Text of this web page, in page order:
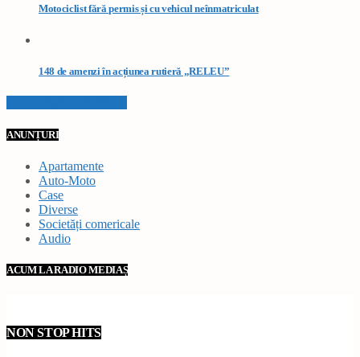
Motociclist fără permis și cu vehicul neînmatriculat
148 de amenzi în acțiunea rutieră „RELEU”
ANUNȚURI
Apartamente
Auto-Moto
Case
Diverse
Societăți comericale
Audio
ACUM LA RADIO MEDIAȘ
NON STOP HITS